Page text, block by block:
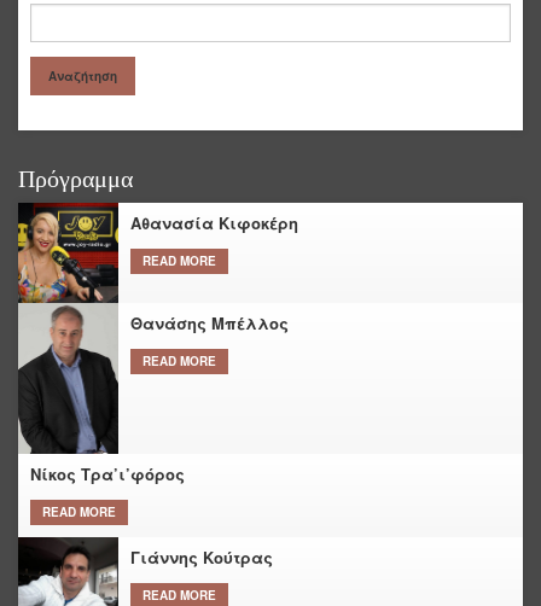
Πρόγραμμα
Αθανασία Κιφοκέρη
READ MORE
Θανάσης Μπέλλος
READ MORE
Νίκος Τρα’ι’φόρος
READ MORE
Γιάννης Κούτρας
READ MORE